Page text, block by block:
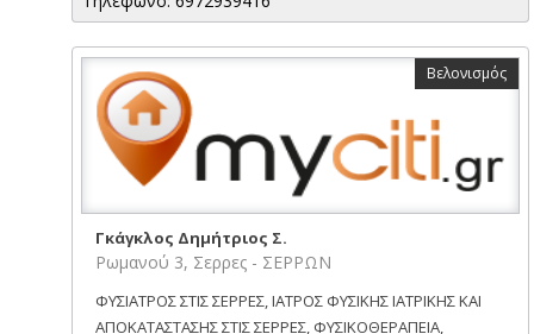
Βελονισμός
Γκάγκλος Δημήτριος Σ.
Ρωμανού 3, Σερρες - ΣΕΡΡΩΝ
ΦΥΣΙΑΤΡΟΣ ΣΤΙΣ ΣΕΡΡΕΣ, ΙΑΤΡΟΣ ΦΥΣΙΚΗΣ ΙΑΤΡΙΚΗΣ ΚΑΙ
ΑΠΟΚΑΤΑΣΤΑΣΗΣ ΣΤΙΣ ΣΕΡΡΕΣ, ΦΥΣΙΚΟΘΕΡΑΠΕΙΑ,